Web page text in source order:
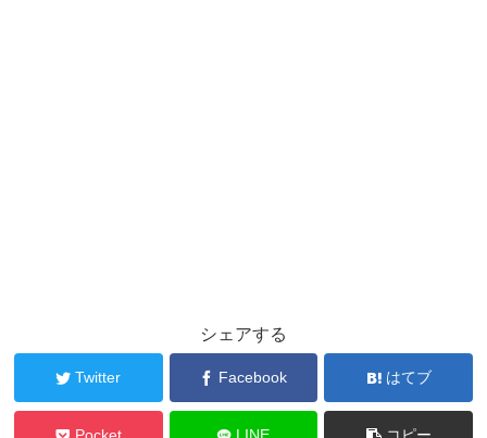
シェアする
Twitter Facebook はてブ